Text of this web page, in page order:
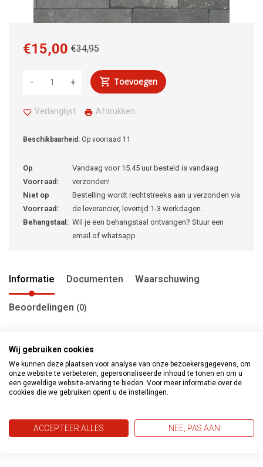
€34,95
€15,00
+
- Toevoegen
Verlanglijst Afdrukken
Beschikbaarheid: Op voorraad 11
Op
Voorraad:
Vandaag voor 15.45 uur besteld is vandaag
verzonden!
Niet op
Voorraad:
Bestelling wordt rechtstreeks aan u verzonden via
de leverancier, levertijd 1-3 werkdagen.
Behangstaal: Wil je een behangstaal ontvangen? Stuur een
email of whatsapp
Informatie Documenten Waarschuwing
Beoordelingen (0)
Voor een natuurlijke wandbekleding is AS Creation 'Wood'n
stone' perfect. Deze collectie heeft talloze houten en
stenen behangen, van bamboe tot shebby-baksteen zijn er
opties aanwezig. De discrete natuurkleuren zorgen voor
Afmetingen 10m lang en 53cm breed
Wij gebruiken cookies
We kunnen deze plaatsen voor analyse van onze bezoekersgegevens, om
onze website te verbeteren, gepersonaliseerde inhoud te tonen en om u
een geweldige website-ervaring te bieden. Voor meer informatie over de
cookies die we gebruiken opent u de instellingen.
ACCEPTEER ALLES NEE, PAS AAN